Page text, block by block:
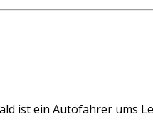
ist ein Autofahrer ums